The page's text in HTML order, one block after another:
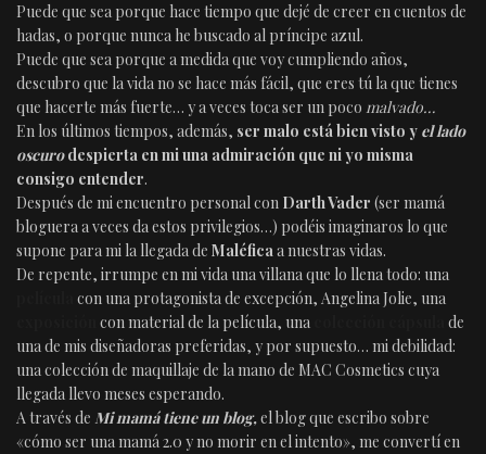
Puede que sea porque hace tiempo que dejé de creer en cuentos de
hadas, o porque nunca he buscado al príncipe azul.
Puede que sea porque a medida que voy cumpliendo años,
descubro que la vida no se hace más fácil, que eres tú la que tienes
que hacerte más fuerte… y a veces toca ser un poco malvado…
En los últimos tiempos, además, ser malo está bien visto y el lado
oscurodespierta en mi una admiración que ni yo misma
consigo entender.
Después de mi encuentro personal con Darth Vader (ser mamá
bloguera a veces da estos privilegios…) podéis imaginaros lo que
supone para mi la llegada de Maléficaa nuestras vidas.
De repente, irrumpe en mi vida una villana que lo llena todo: una
con una protagonista de excepción, Angelina Jolie, una
con material de la película, una
de
una de mis diseñadoras preferidas, y por supuesto… mi debilidad:
una colección de maquillaje de la mano de MAC Cosmetics cuya
llegada llevo meses esperando.
A través de Mi mamá tiene un blog,el blog que escribo sobre
«cómo ser una mamá 2.0 y no morir en el intento», me convertí en